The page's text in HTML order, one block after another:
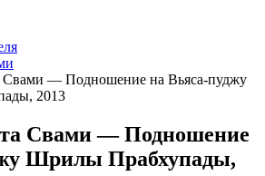
Свами — Подношение на Вьяса-пуджу
2013
Свами — Подношение
Шрилы Прабхупады,